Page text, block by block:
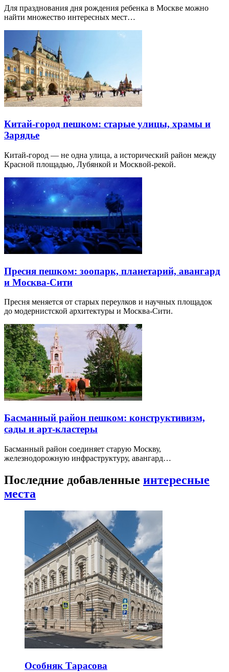
Для празднования дня рождения ребенка в Москве можно
найти множество интересных мест…
Китай-город пешком: старые улицы, храмы и
Зарядье
Китай-город — не одна улица, а исторический район между
Красной площадью, Лубянкой и Москвой-рекой.
Пресня пешком: зоопарк, планетарий, авангард
и Москва-Сити
Пресня меняется от старых переулков и научных площадок
до модернистской архитектуры и Москва-Сити.
Басманный район пешком: конструктивизм,
сады и арт-кластеры
Басманный район соединяет старую Москву,
железнодорожную инфраструктуру, авангард…
Последние добавленные интересные
места
Особняк Тарасова